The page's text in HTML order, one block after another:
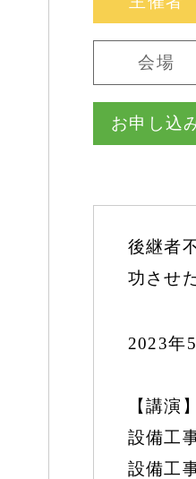
会場
お申し込
後継者
功させ
2023年
【講演
設備工
設備工